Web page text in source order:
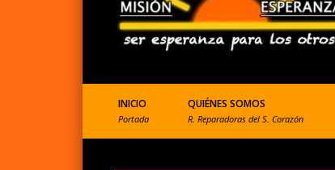
INICIO
Portada
QUIÉNES SOMOS
R. Reparadoras del S. Corazón